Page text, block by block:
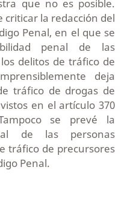
que no es posible.
criticar la redacción del
Penal, en el que se
penal de las
delitos de tráfico de
deja
tráfico de drogas de
en el artículo 370
se prevé la
de las personas
tráfico de precursores
Penal.